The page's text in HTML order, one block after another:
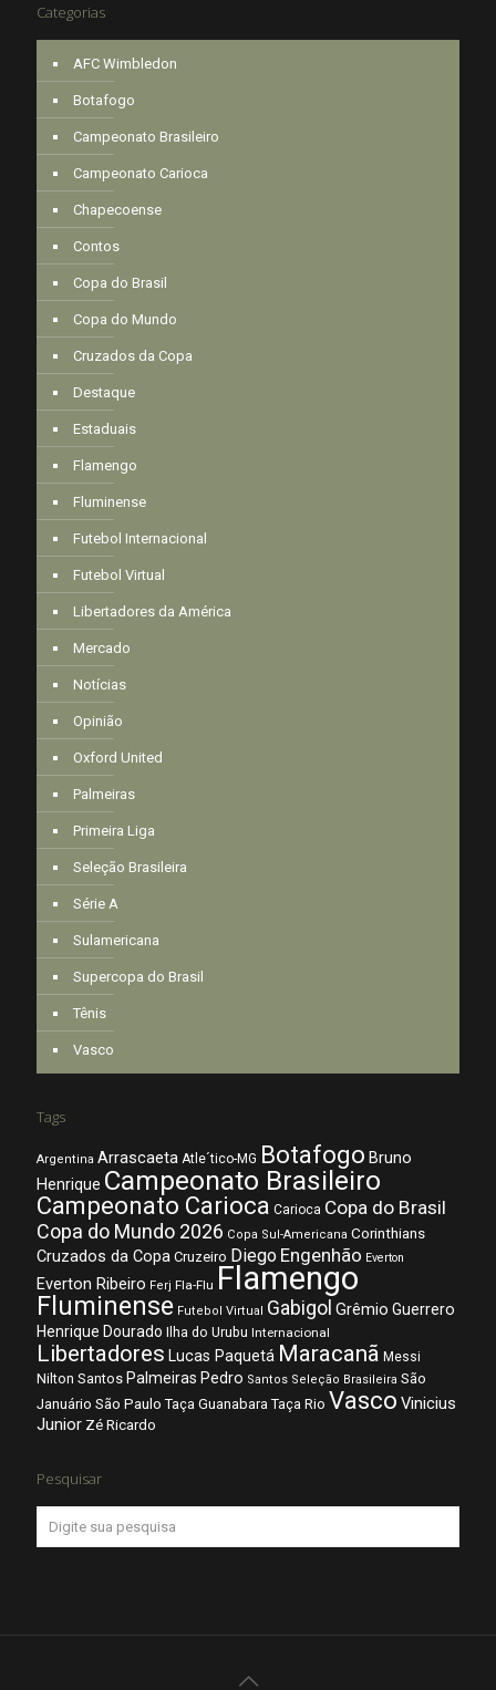
Categorias
AFC Wimbledon
Botafogo
Campeonato Brasileiro
Campeonato Carioca
Chapecoense
Contos
Copa do Brasil
Copa do Mundo
Cruzados da Copa
Destaque
Estaduais
Flamengo
Fluminense
Futebol Internacional
Futebol Virtual
Libertadores da América
Mercado
Notícias
Opinião
Oxford United
Palmeiras
Primeira Liga
Seleção Brasileira
Série A
Sulamericana
Supercopa do Brasil
Tênis
Vasco
Tags
Argentina Arrascaeta Atle´tico-MG Botafogo Bruno
Henrique Campeonato Brasileiro
Campeonato Carioca Carioca Copa do Brasil
Copa do Mundo 2026 Copa Sul-Americana Corinthians
Cruzados da Copa Cruzeiro Diego Engenhão Everton
Everton Ribeiro Ferj Fla-Flu Flamengo
Fluminense Futebol Virtual Gabigol Grêmio Guerrero
Henrique Dourado Ilha do Urubu Internacional
Libertadores Lucas Paquetá Maracanã Messi
Nilton Santos Palmeiras Pedro Santos Seleção Brasileira São
Januário São Paulo Taça Guanabara Taça Rio Vasco Vinicius
Junior Zé Ricardo
Pesquisar